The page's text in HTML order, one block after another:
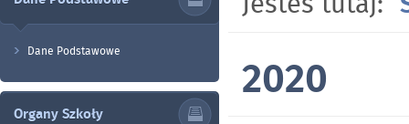
Dane Podstawowe
Organy Szkoły
2020